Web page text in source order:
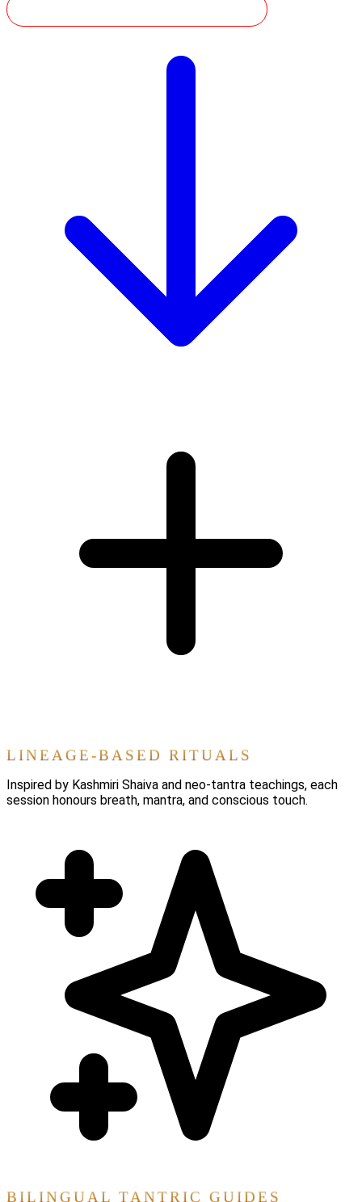
LINEAGE-BASED RITUALS
Inspired by Kashmiri Shaiva and neo-tantra teachings, each
session honours breath, mantra, and conscious touch.
BILINGUAL TANTRIC GUIDES